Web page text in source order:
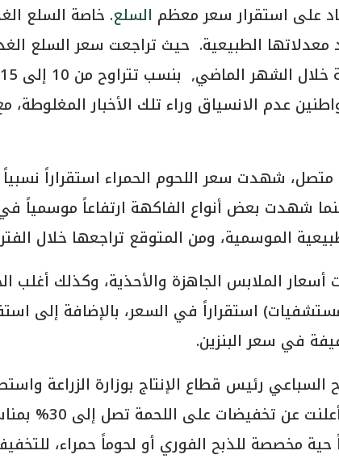
على استقرار سعر معظم السلع. خاصة السلع
معدلاتها الطبيعية. حيث تراجعت سعر السلع
عدم الانسياق وراء تلك الأخبار
شهدت سعر اللحوم الحمراء استقراراً
شهدت بعض أنواع الفاكهة ارتفاعاً موسمياً
الموسمية، ومن المتوقع تراجعها خلال
الملابس الجاهزة والأحذية، وكذلك أغلب
استقراراً في السعر، بالإضافة إلى
في سعر البنزين.
رئيس قطاع الإنتاج بوزارة الزراعة
بأن الوزارة
مخصصة للذبح الفوري أو لحوماً حمراء،